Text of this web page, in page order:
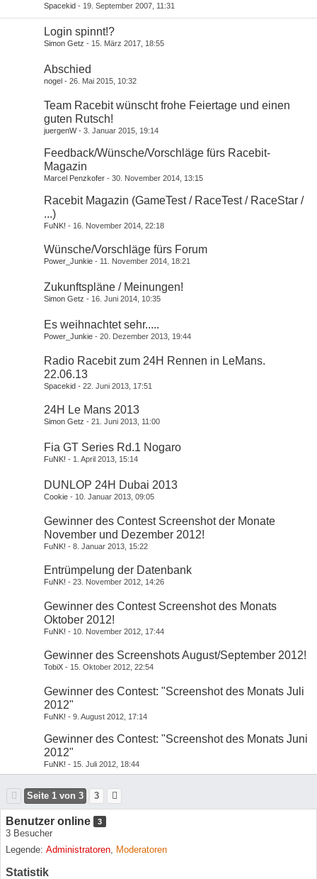
Spacekid 19. September 2007, 11:31
Login spinnt!?
Simon Getz 15. März 2017, 18:55
Abschied
nogel 26. Mai 2015, 10:32
Team Racebit wünscht frohe Feiertage und einen
guten Rutsch!
juergenW 3. Januar 2015, 19:14
Feedback/Wünsche/Vorschläge fürs Racebit-
Magazin
Marcel Penzkofer 30. November 2014, 13:15
Racebit Magazin (GameTest / RaceTest / RaceStar /
...)
FuNK! 16. November 2014, 22:18
Wünsche/Vorschläge fürs Forum
Power_Junkie 11. November 2014, 18:21
Zukunftspläne / Meinungen!
Simon Getz 16. Juni 2014, 10:35
Es weihnachtet sehr.....
Power_Junkie 20. Dezember 2013, 19:44
Radio Racebit zum 24H Rennen in LeMans.
22.06.13
Spacekid 22. Juni 2013, 17:51
24H Le Mans 2013
Simon Getz 21. Juni 2013, 11:00
Fia GT Series Rd.1 Nogaro
FuNK! 1. April 2013, 15:14
DUNLOP 24H Dubai 2013
Cookie 10. Januar 2013, 09:05
Gewinner des Contest Screenshot der Monate
November und Dezember 2012!
FuNK! 8. Januar 2013, 15:22
Entrümpelung der Datenbank
FuNK! 23. November 2012, 14:26
Gewinner des Contest Screenshot des Monats
Oktober 2012!
FuNK! 10. November 2012, 17:44
Gewinner des Screenshots August/September 2012!
TobiX 15. Oktober 2012, 22:54
Gewinner des Contest: "Screenshot des Monats Juli
2012"
FuNK! 9. August 2012, 17:14
Gewinner des Contest: "Screenshot des Monats Juni
2012"
FuNK! 15. Juli 2012, 18:44
Seite 1 von 3 3
Benutzer online 3
3 Besucher
Legende: Administratoren Moderatoren
Statistik